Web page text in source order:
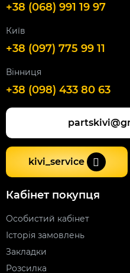
+38 (068) 991 19 97
Київ
+38 (097) 775 99 11
Вінниця
+38 (098) 433 80 63
kivi_service
Кабінет покупця
Особистий кабінет
Історія замовлень
Закладки
Розсилка